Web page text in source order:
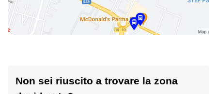
Non sei riuscito a trovare la zona